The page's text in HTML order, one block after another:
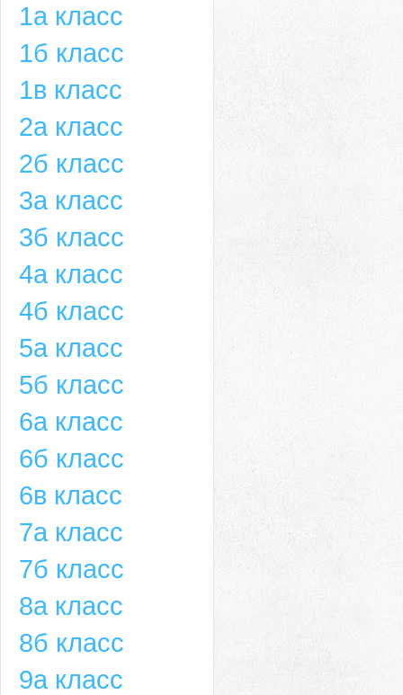
1а класс
1б класс
1в класс
2а класс
2б класс
3а класс
3б класс
4а класс
4б класс
5а класс
5б класс
6а класс
6б класс
6в класс
7а класс
7б класс
8а класс
8б класс
9а класс